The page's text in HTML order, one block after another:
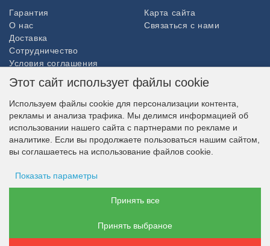
Гарантия
О нас
Доставка
Сотрудничество
Условия соглашения
Возврат товара
Карта сайта
Связаться с нами
Партнёры
НАШ МАГАЗИН В СОЦСЕТЯХ
Этот сайт использует файлы cookie
Используем файлы cookie для персонализации контента,
рекламы и анализа трафика. Мы делимся информацией об
использовании нашего сайта с партнерами по рекламе и
аналитике. Если вы продолжаете пользоваться нашим сайтом,
вы соглашаетесь на использование файлов cookie.
Показать параметры
Данные пользователя
Принять все
Принять выбраное